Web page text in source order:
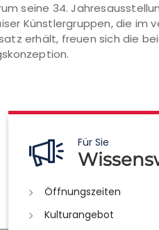
seine 34.
Künstlergruppen, die im
erhält, freuen sich die
Für Sie
Öffnungszeiten
Kulturangebot